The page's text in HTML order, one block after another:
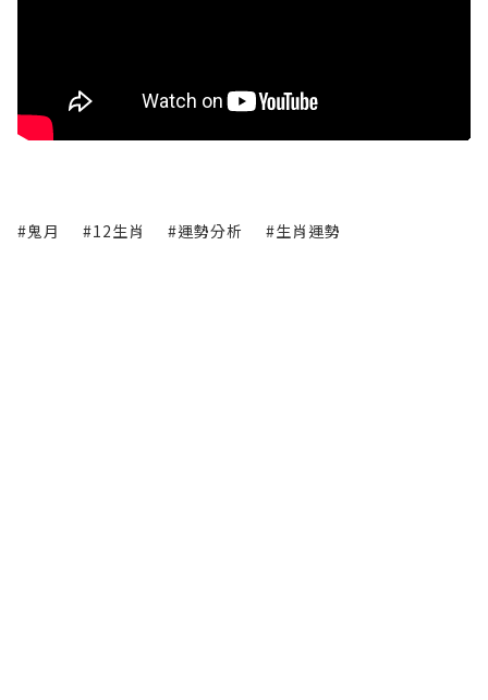
#鬼月 #12生肖 #運勢分析 #生肖運勢